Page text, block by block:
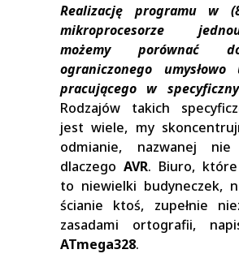
Realizację programu w
mikroprocesorze
możemy porównać
ograniczonego umysłowo
pracującego w
Rodzajów takich
jest wiele, my
odmianie, nazwanej nie
dlaczego AVR. Biuro, które
to niewielki budyneczek,
ścianie ktoś, zupełnie
zasadami ortografii,
ATmega328.